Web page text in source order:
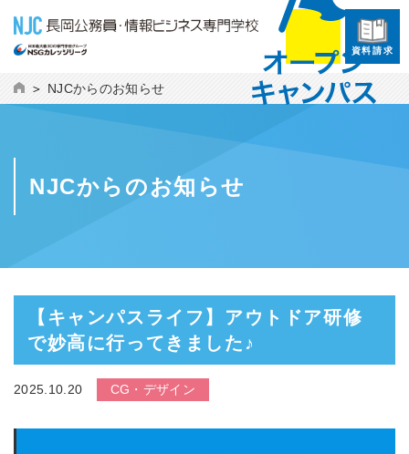
資料請求
NJCからのお知らせ
NJCからのお知らせ
【キャンパスライフ】アウトドア研修
で妙高に行ってきました♪
2025.10.20 CG・デザイン